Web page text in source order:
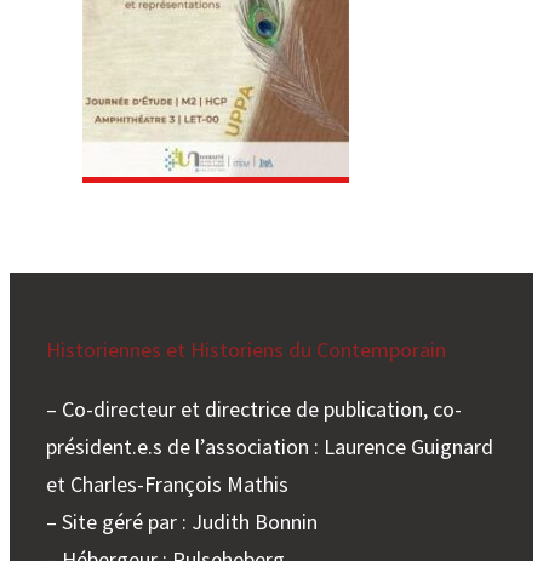
Historiennes et Historiens du Contemporain
– Co-directeur et directrice de publication, co-
président.e.s de l’association : Laurence Guignard
et Charles-François Mathis
– Site géré par : Judith Bonnin